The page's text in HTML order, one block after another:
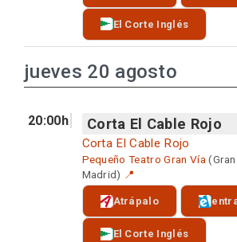
El Corte Inglés
jueves 20 agosto
20:00h Corta El Cable Rojo
Corta El Cable Rojo
Pequeño Teatro Gran Vía
Madrid) 📍
Atrápalo
El Corte Inglés